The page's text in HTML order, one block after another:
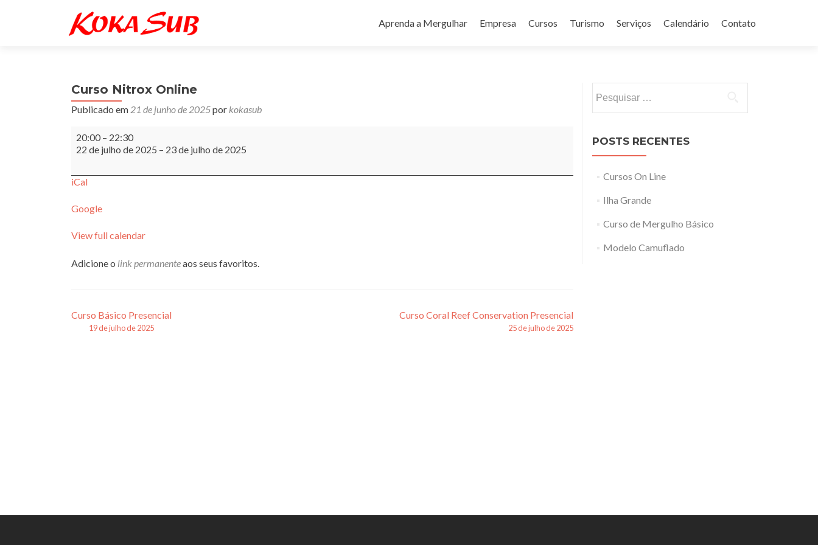
para
Aprenda a Mergulhar Empresa Cursos Turismo Serviços Calendário Contato
Curso Nitrox Online
Publicado em 21 de junho de 2025por kokasub
Curso
Nitrox
Online
20:00 – 22:30
22 de julho de 2025 – 23 de julho de 2025
iCal
Google
View full calendar
Adicione o link permanenteaos seus favoritos.
Navegação
Curso Básico Presencial
19 de julho de 2025
Curso Coral Reef Conservation Presencial
25 de julho de 2025
por:
POSTS RECENTES
Cursos On Line
Ilha Grande
Curso de Mergulho Básico
Modelo Camuflado